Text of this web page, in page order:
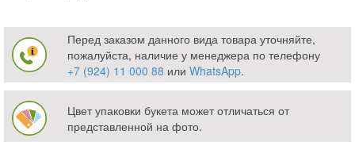
Перед заказом данного вида товара уточняйте,
пожалуйста, наличие у менеджера по телефону
+7 (924) 11 000 88 или WhatsApp.
Цвет упаковки букета может отличаться от
представленной на фото.